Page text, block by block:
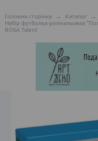
Головна сторінка → Каталог →
Набір футболка-розмальовка
ROSA Talent